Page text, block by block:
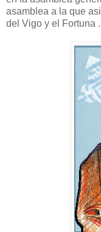
asamblea a la que
del Vigo y el Fortuna .